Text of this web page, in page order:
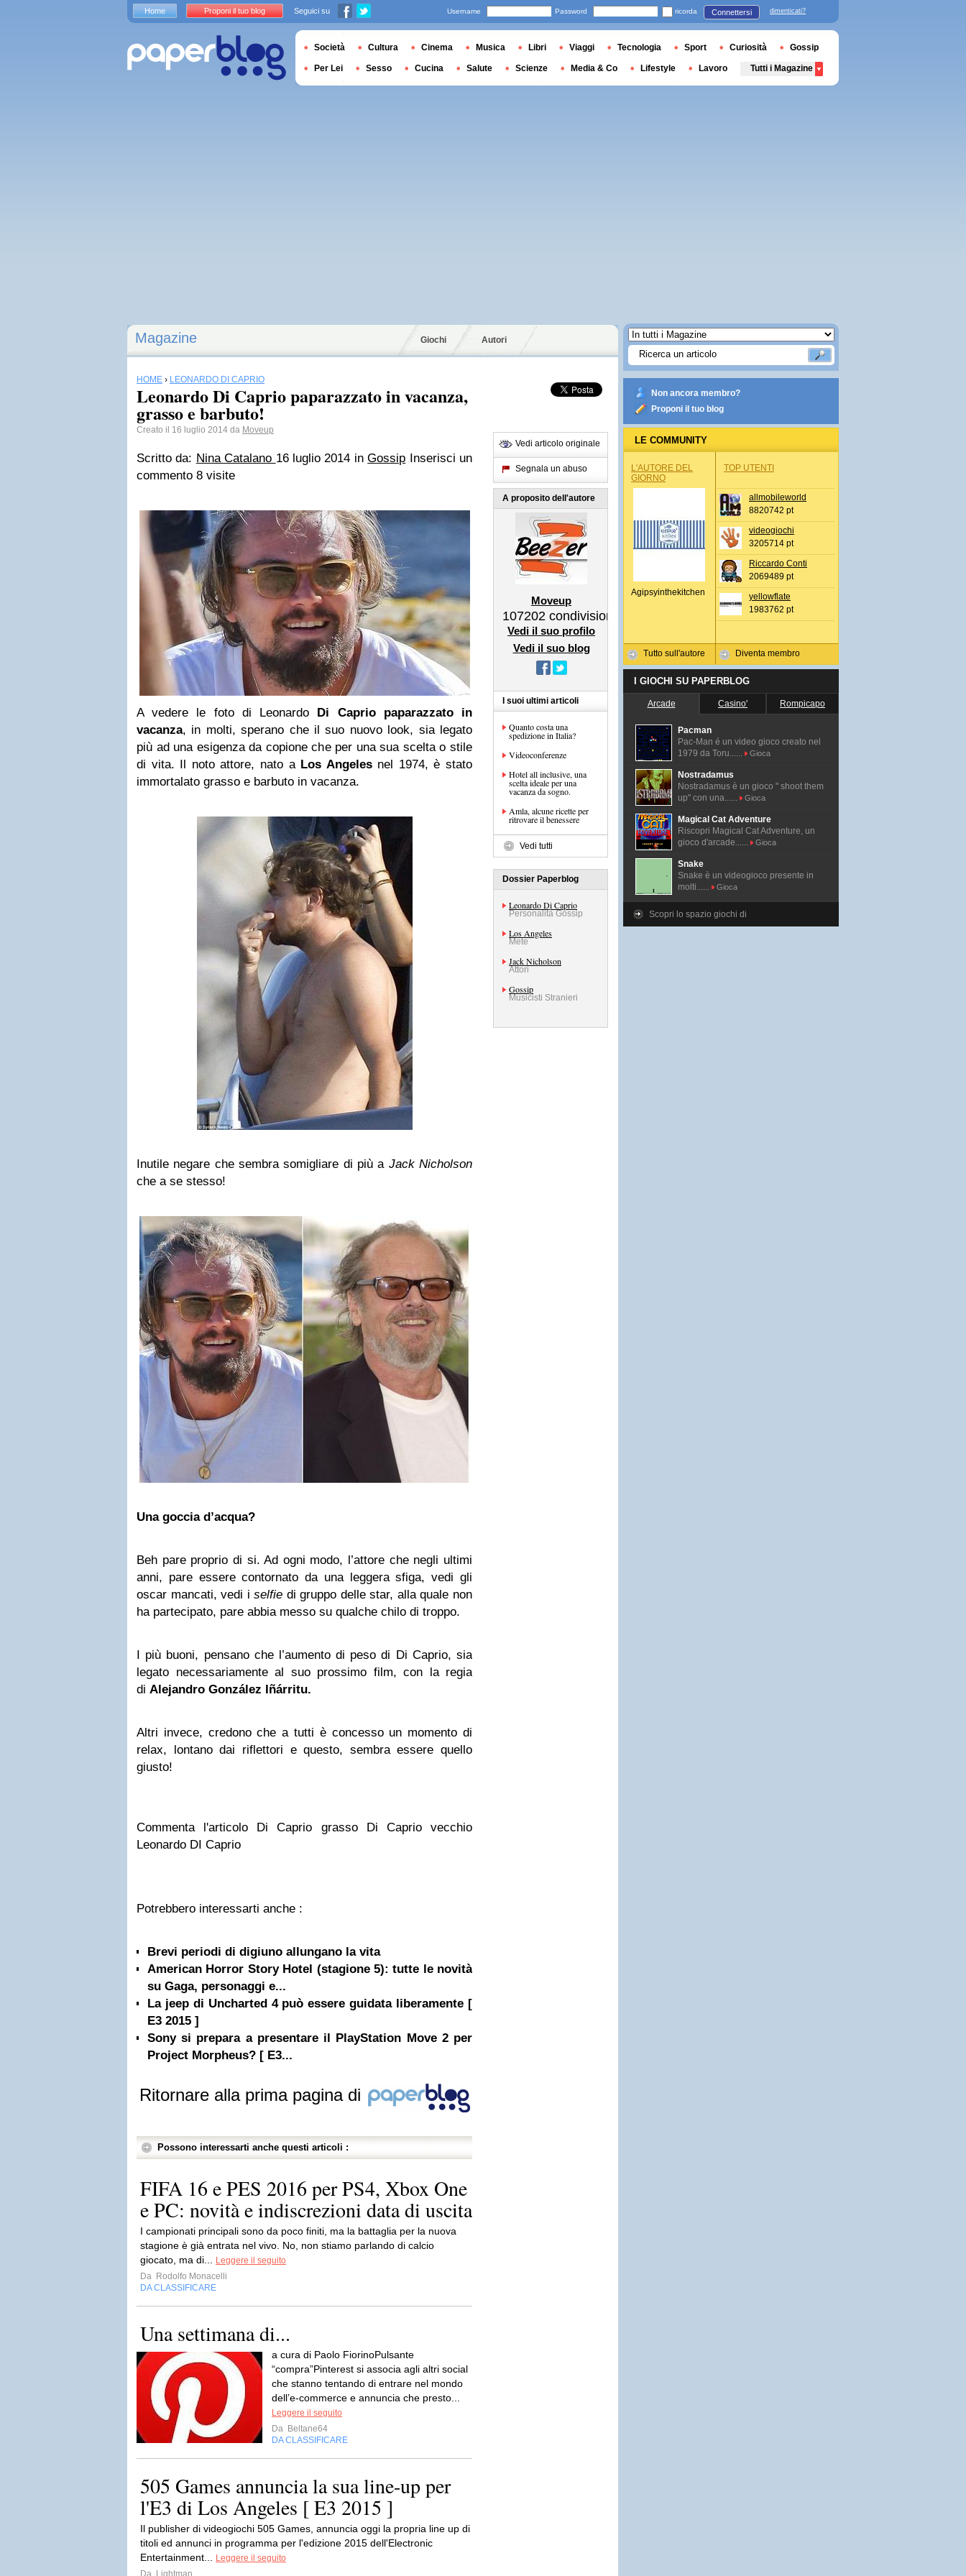
Magazine Giochi Autori
HOME › LEONARDO DI CAPRIO
Leonardo Di Caprio paparazzato in vacanza,
grasso e barbuto!
Creato il 16 luglio 2014 da Moveup
Scritto da: Nina Catalano 16 luglio 2014 inGossip Inserisci un
commento 8 visite
A vedere le foto di Leonardo Di Caprio paparazzato in
vacanza, in molti, sperano che il suo nuovo look, sia legato
più ad una esigenza da copione che per una sua scelta o stile
di vita. Il noto attore, nato a Los Angelesnel 1974, è stato
immortalato grasso e barbuto in vacanza.
Inutile negare che sembra somigliare di più a Jack Nicholson
che a se stesso!
Una goccia d’acqua?
Beh pare proprio di si. Ad ogni modo, l’attore che negli ultimi
anni, pare essere contornato da una leggera sfiga, vedi gli
oscar mancati, vedi iselfie di gruppo delle star, alla quale non
ha partecipato, pare abbia messo su qualche chilo di troppo.
I più buoni, pensano che l’aumento di peso di Di Caprio, sia
legato necessariamente al suo prossimo film, con la regia
di Alejandro González Iñárritu.
Altri invece, credono che a tutti è concesso un momento di
relax, lontano dai riflettori e questo, sembra essere quello
giusto!
Commenta l'articolo Di Caprio grasso Di Caprio vecchio
Leonardo DI Caprio
Potrebbero interessarti anche :
Brevi periodi di digiuno allungano la vita
American Horror Story Hotel (stagione 5): tutte le novità
su Gaga, personaggi e...
La jeep di Uncharted 4 può essere guidata liberamente [
E3 2015 ]
Sony si prepara a presentare il PlayStation Move 2 per
Project Morpheus? [ E3...
Ritornare alla prima pagina di
Possono interessarti anche questi articoli :
FIFA 16 e PES 2016 per PS4, Xbox One
e PC: novità e indiscrezioni data di uscita
I campionati principali sono da poco finiti, ma la battaglia per la nuova
stagione è già entrata nel vivo. No, non stiamo parlando di calcio
giocato, ma di...
Leggere il seguito
Da Rodolfo Monacelli
DA CLASSIFICARE
Una settimana di...
a cura di Paolo FiorinoPulsante
“compra”Pinterest si associa agli altri social
che stanno tentando di entrare nel mondo
dell’e-commerce e annuncia che presto...
Leggere il seguito
Da Beltane64
DA CLASSIFICARE
505 Games annuncia la sua line-up per
l'E3 di Los Angeles [ E3 2015 ]
Il publisher di videogiochi 505 Games, annuncia oggi la propria line up di
titoli ed annunci in programma per l'edizione 2015 dell'Electronic
Entertainment...
Leggere il seguito
Da
Lightman
Vedi articolo originale
Segnala un abuso
A proposito dell'autore
Moveup
107202 condivisioni
Vedi il suo profilo
Vedi il suo blog
I suoi ultimi articoli
Quanto costa una
spedizione in Italia?
Videoconferenze
Hotel all inclusive, una
scelta ideale per una
vacanza da sogno.
Amla, alcune ricette per
ritrovare il benessere
Vedi tutti
Dossier Paperblog
Leonardo Di Caprio
Personalità Gossip
Los Angeles
Mete
Jack Nicholson
Attori
Gossip
Musicisti Stranieri
Non ancora membro?
Proponi il tuo blog
LE COMMUNITY
L'AUTORE DEL
GIORNO
Agipsyinthekitchen
Tutto sull'autore
TOP UTENTI
allmobileworld
8820742 pt
videogiochi
3205714 pt
Riccardo Conti
2069489 pt
yellowflate
1983762 pt
Diventa membro
I GIOCHI SU PAPERBLOG
Arcade Casino' Rompicapo
Pacman
Pac-Man é un video gioco creato nel
1979 da Toru......
Gioca
Nostradamus
Nostradamus è un gioco " shoot them
up" con una......
Gioca
Magical Cat Adventure
Riscopri Magical Cat Adventure, un
gioco d'arcade......
Gioca
Snake
Snake è un videogioco presente in
molti......
Gioca
Scopri lo spazio giochi di
Home Proponi il tuo blog Seguici su Username Password ricorda Connettersi dimenticati?
Società Cultura Cinema Musica Libri Viaggi Tecnologia Sport Curiosità Gossip
Per Lei Sesso Cucina Salute Scienze Media & Co Lifestyle Lavoro Tutti i Magazine